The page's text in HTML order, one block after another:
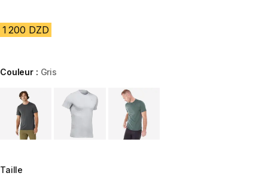
1 200 DZD
Couleur : Gris
Choose a variant
Taille